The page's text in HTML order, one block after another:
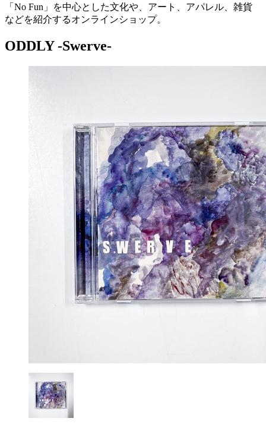
「No Fun」を中心とした文化や、アート、アパレル、雑貨
などを紹介するオンラインショップ。
ODDLY -Swerve-